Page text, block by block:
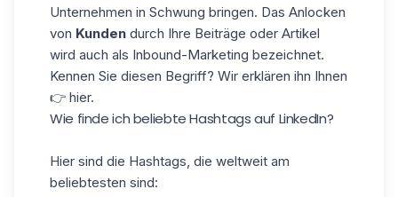
Unternehmen in Schwung bringen. Das Anlocken
von Kunden durch Ihre Beiträge oder Artikel
wird auch als Inbound-Marketing bezeichnet.
Kennen Sie diesen Begriff? Wir erklären ihn Ihnen
👉 hier.
Wie finde ich beliebte Hashtags auf LinkedIn?
Hier sind die Hashtags, die weltweit am
beliebtesten sind: